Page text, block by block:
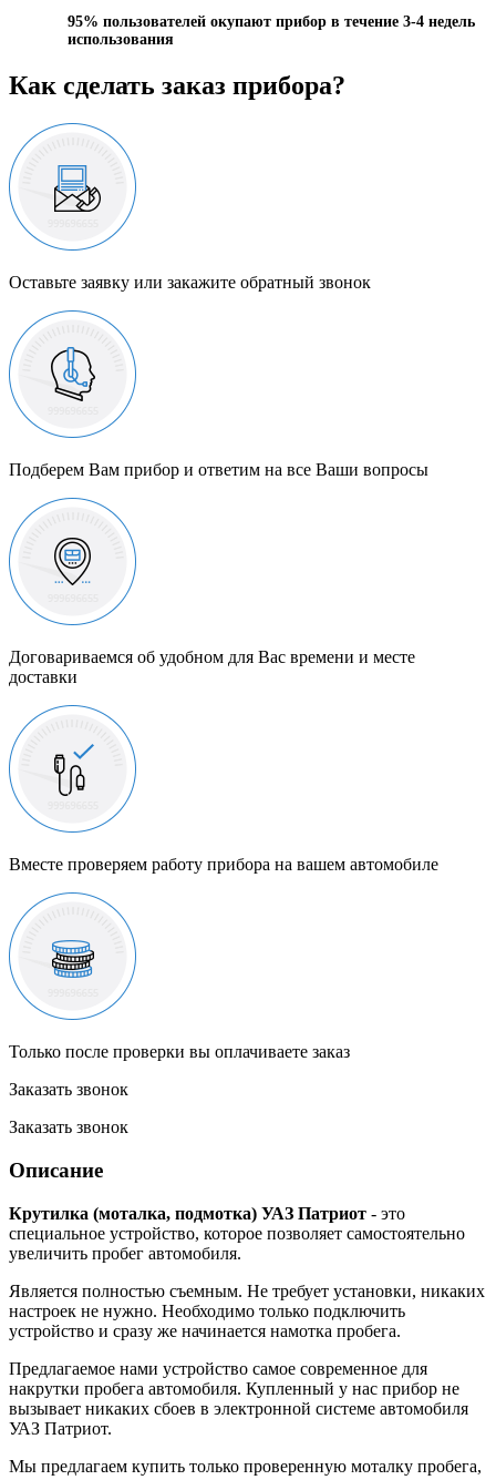
95% пользователей окупают прибор в течение 3-4 недель
использования
Как сделать заказ прибора?
Оставьте заявку или закажите обратный звонок
Подберем Вам прибор и ответим на все Ваши вопросы
Договариваемся об удобном для Вас времени и месте
доставки
Вместе проверяем работу прибора на вашем автомобиле
Только после проверки вы оплачиваете заказ
Заказать звонок
Заказать звонок
Описание
Крутилка (моталка, подмотка) УАЗ Патриот - это
специальное устройство, которое позволяет самостоятельно
увеличить пробег автомобиля.
Является полностью съемным. Не требует установки, никаких
настроек не нужно. Необходимо только подключить
устройство и сразу же начинается намотка пробега.
Предлагаемое нами устройство самое современное для
накрутки пробега автомобиля. Купленный у нас прибор не
вызывает никаких сбоев в электронной системе автомобиля
УАЗ Патриот.
Мы предлагаем купить только проверенную моталку пробега,